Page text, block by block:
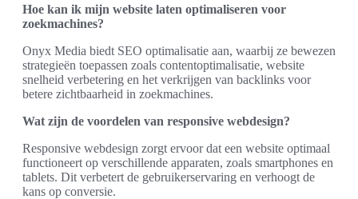
Hoe kan ik mijn website laten optimaliseren voor
zoekmachines?
Onyx Media biedt SEO optimalisatie aan, waarbij ze bewezen
strategieën toepassen zoals contentoptimalisatie, website
snelheid verbetering en het verkrijgen van backlinks voor
betere zichtbaarheid in zoekmachines.
Wat zijn de voordelen van responsive webdesign?
Responsive webdesign zorgt ervoor dat een website optimaal
functioneert op verschillende apparaten, zoals smartphones en
tablets. Dit verbetert de gebruikerservaring en verhoogt de
kans op conversie.